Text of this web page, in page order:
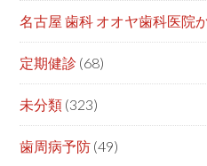
名古屋 歯科 オオヤ歯科医院
定期健診 (68)
未分類 (323)
歯周病予防 (49)